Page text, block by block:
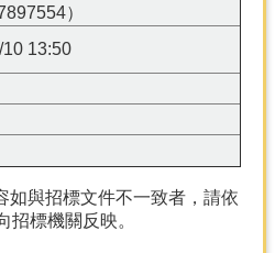
）
13:50
如與招標文件不一致者，請依
招標機關反映。